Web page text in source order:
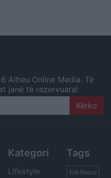
Albeu Online Media. Të
janë të rezervuara!
Kategori
Lifestyle
Tags
Edi Rama